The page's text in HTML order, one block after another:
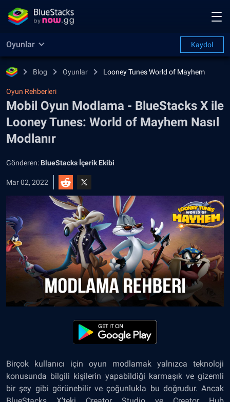
Oyunlar Kaydol
Blog Oyunlar Looney Tunes World of Mayhem
Oyun Rehberleri
Mobil Oyun Modlama - BlueStacks X ile
Looney Tunes: World of Mayhem Nasıl
Modlanır
Gönderen: BlueStacks İçerik Ekibi
Mar 02, 2022
Birçok kullanıcı için oyun modlamak yalnızca teknoloji
konusunda bilgili kişilerin yapabildiği karmaşık ve gizemli
bir şey gibi görünebilir ve çoğunlukla bu doğrudur. Ancak